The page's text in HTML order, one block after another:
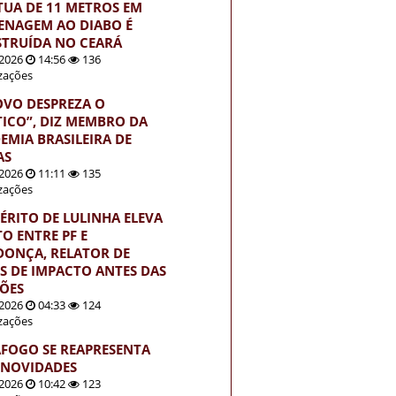
DE 11 METROS EM
AO DIABO É
NO CEARÁ
14:56
136
DESPREZA O
DIZ MEMBRO DA
BRASILEIRA DE
11:11
135
DE LULINHA ELEVA
ENTRE PF E
RELATOR DE
DE IMPACTO ANTES DAS
04:33
124
SE REAPRESENTA
10:42
123